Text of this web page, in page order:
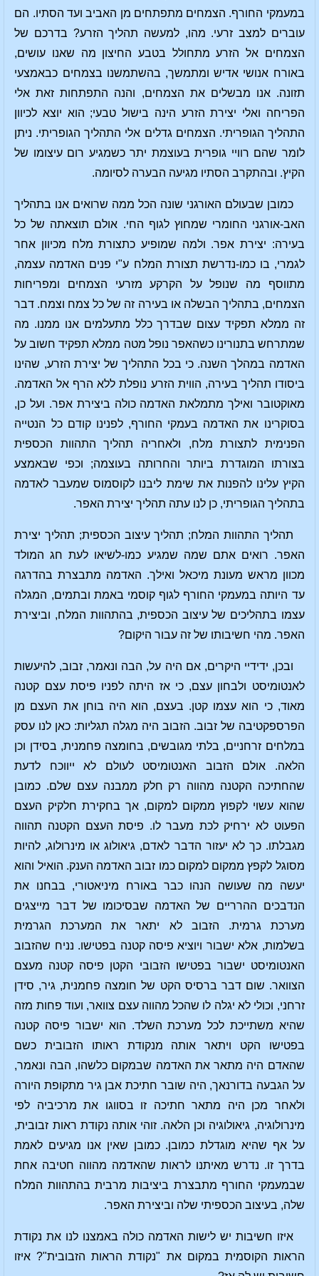
במעמקי החורף. הצמחים מתפתחים מן האביב ועד הסתיו. הם
עוברים למצב זרעי. מהו, למעשה תהליך הזרע? בדרכם של
הצמחים אל הזרע מתחולל בטבע החיצון מה שאנו עושים,
באורח אנושי אדיש ומתמשך, בהשתמשנו בצמחים כבאמצעי
תזונה. אנו מבשלים את הצמחים, והנה התפתחות זאת אלי
הפריחה ואלי יצירת הזרע הינה בישול טבעי; הוא יוצא לכיוון
התהליך הגופריתי. הצמחים גדלים אלי התהליך הגופריתי. ניתן
לומר שהם רוויי גופרית בעוצמת יתר כשמגיע רום עיצומו של
הקיץ. ובהתקרב הסתיו מגיעה הבערה לסיומה.
כמובן שבעולם האורגני שונה הכל ממה שרואים אנו בתהליך
האב-אורגני החומרי שמחוץ לגוף החי. אולם תוצאתה של כל
בעירה: יצירת אפר. ולמה שמופיע כתצורת מלח מכיוון אחר
לגמרי, בו כמו-נדרשת תצורת המלח ע"י פנים האדמה עצמה,
מתווסף מה שנופל על הקרקע מזרעי הצמחים ומפריחות
הצמחים, בתהליך הבשלה או בעירה זה של כל צמח וצמח. דבר
זה ממלא תפקיד עצום שבדרך כלל מתעלמים אנו ממנו. מה
שמתרחש בתנורינו כשהאפר נופל מטה ממלא תפקיד חשוב על
האדמה במהלך השנה. כי בכל התהליך של יצירת הזרע, שהינו
ביסודו תהליך בעירה, הווית הזרע נופלת ללא הרף אל האדמה.
מאוקטובר ואילך מתמלאת האדמה כולה ביצירת אפר. ועל כן,
בסוקרינו את האדמה בעמקי החורף, לפנינו קודם כל הנטייה
הפנימית לתצורת מלח, ולאחריה תהליך התהוות הכספית
בצורתו המוגדרת ביותר והחרותה בעוצמה; וכפי שבאמצע
הקיץ עלינו להפנות את שימת ליבנו לקוסמוס שמעבר לאדמה
בתהליך הגופריתי, כן לנו עתה תהליך יצירת האפר.
תהליך התהוות המלח; תהליך עיצוב הכספית; תהליך יצירת
האפר. רואים אתם שמה שמגיע כמו-לשיאו לעת חג המולד
מכוון מראש מעונת מיכאל ואילך. האדמה מתבצרת בהדרגה
עד היותה במעמקי החורף לגוף קוסמי באמת ובתמים, המגלה
עצמו בתהליכים של עיצוב הכספית, בהתהוות המלח, וביצירת
האפר. מהי חשיבותו של זה עבור היקום?
ובכן, ידידיי היקרים, אם היה על, הבה ונאמר, זבוב, להיעשות
לאנטומיסט ולבחון עצם, כי אז היתה לפניו פיסת עצם קטנה
מאוד, כי הוא עצמו קטן. בעצם, הוא היה בוחן את העצם מן
הפרספקטיבה של זבוב. הזבוב היה מגלה תגליות: כאן לנו עסק
במלחים זרחניים, בלתי מגובשים, בחומצה פחמנית, בסידן וכן
הלאה. אולם הזבוב האנטומיסט לעולם לא ייווכח לדעת
שהחתיכה הקטנה מהווה רק חלק ממבנה עצם שלם. כמובן
שהוא עשוי לקפוץ ממקום למקום, אך בחקירת חלקיק העצם
הפעוט לא ירחיק לכת מעבר לו. פיסת העצם הקטנה תהווה
מגבלתו. כך לא יעזור הדבר לאדם, גיאולוג או מינרולוג, להיות
מסוגל לקפץ ממקום למקום כמו זבוב האדמה הענק. הואיל והוא
יעשה מה שעושה הנהו כבר באורח מיניאטורי, בבחנו את
הנדבכים ההרריים של האדמה שבסיכומו של דבר מייצגים
מערכת גרמית. הזבוב לא יתאר את המערכת הגרמית
בשלמות, אלא ישבור ויוציא פיסה קטנה בפטישו. נניח שהזבוב
האנטומיסט ישבור בפטישו הזבובי הקטן פיסה קטנה מעצם
הצוואר. שום דבר ברסיס הקט של חומצה פחמנית, גיר, סידן
זרחני, וכולי לא יגלה לו שהכל מהווה עצם צוואר, ועוד פחות מזה
שהיא משתייכת לכל מערכת השלד. הוא ישבור פיסה קטנה
בפטישו הקט ויתאר אותה מנקודת ראותו הזבובית כשם
שהאדם היה מתאר את האדמה שבמקום כלשהו, הבה ונאמר,
על הגבעה בדורנאך, היה שובר חתיכת אבן גיר מתקופת היורה
ולאחר מכן היה מתאר חתיכה זו בסווגו את מרכיביה לפי
מינרולוגיה, גיאולוגיה וכן הלאה. זוהי אותה נקודת ראות זבובית,
על אף שהיא מוגדלת כמובן. כמובן שאין אנו מגיעים לאמת
בדרך זו. נדרש מאיתנו לראות שהאדמה מהווה חטיבה אחת
שבמעמקי החורף מתבצרת ביציבות מרבית בהתהוות המלח
שלה, בעיצוב הכספיתי שלה וביצירת האפר.
איזו חשיבות יש לישות האדמה כולה באמצנו לנו את נקודת
הראות הקוסמית במקום את "נקודת הראות הזבובית"? איזו